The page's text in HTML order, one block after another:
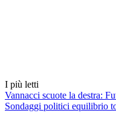
I più letti
Vannacci scuote la destra:
Sondaggi politici equilibrio